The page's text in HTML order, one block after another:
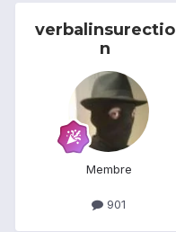
verbalinsurectio
n
Membre
901